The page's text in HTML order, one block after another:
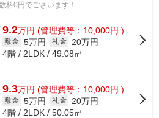
料0円でございます！
9.2万円 (管理費等：10,000円 )
敷金 5万円 礼金
20万円
4階 / 2LDK / 49.08㎡
9.3万円 (管理費等：10,000円 )
敷金 5万円 礼金
20万円
4階 / 2LDK / 50.05㎡